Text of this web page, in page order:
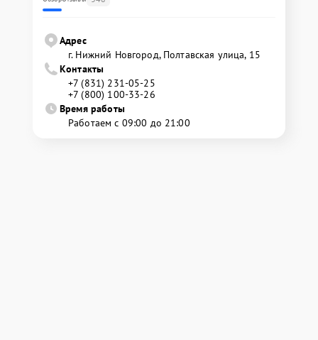
Адрес
г. Нижний Новгород, Полтавская улица, 15
Контакты
+7 (831) 231-05-25
+7 (800) 100-33-26
Время работы
Работаем с 09:00 до 21:00